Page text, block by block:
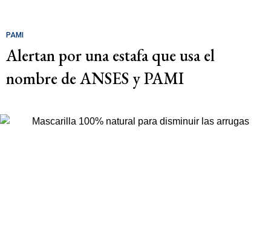
PAMI
Alertan por una estafa que usa el
nombre de ANSES y PAMI